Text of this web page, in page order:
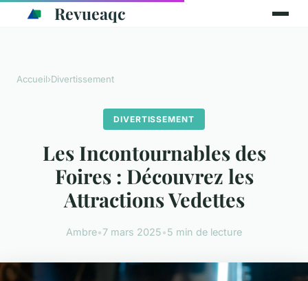
Revueaqc
Accueil›Divertissement
DIVERTISSEMENT
Les Incontournables des
Foires : Découvrez les
Attractions Vedettes
Ambre•7 mars 2025•5 min de lecture